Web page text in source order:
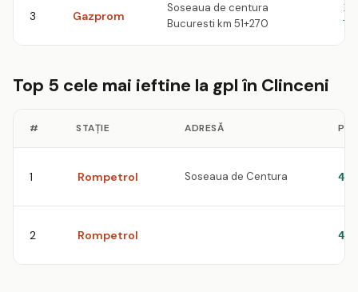
3 Gazprom
Soseaua de centura
Bucuresti km 51+270
Top 5 cele mai ieftine la gpl în Clinceni
# STAȚIE ADRESĂ
1 Rompetrol Soseaua de Centura
2 Rompetrol